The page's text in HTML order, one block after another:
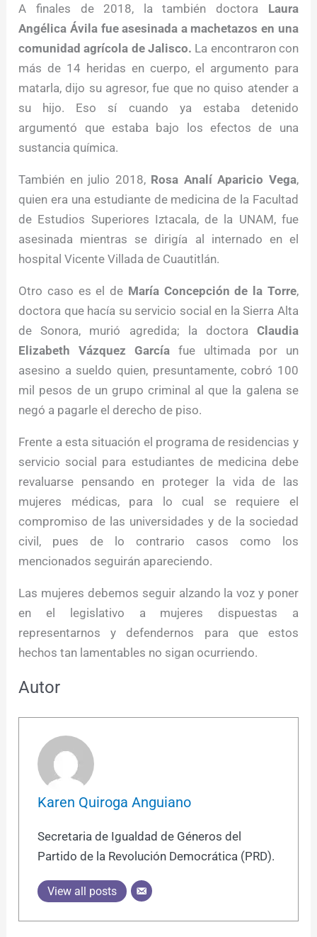
A finales de 2018, la también doctora Laura
Angélica Ávila fue asesinada a machetazos en una
comunidad agrícola de Jalisco. La encontraron con
más de 14 heridas en cuerpo, el argumento para
matarla, dijo su agresor, fue que no quiso atender a
su hijo. Eso sí cuando ya estaba detenido
argumentó que estaba bajo los efectos de una
sustancia química.
También en julio 2018, Rosa Analí Aparicio Vega,
quien era una estudiante de medicina de la Facultad
de Estudios Superiores Iztacala, de la UNAM, fue
asesinada mientras se dirigía al internado en el
hospital Vicente Villada de Cuautitlán.
Otro caso es el de María Concepción de la Torre,
doctora que hacía su servicio social en la Sierra Alta
de Sonora, murió agredida; la doctora Claudia
Elizabeth Vázquez García fue ultimada por un
asesino a sueldo quien, presuntamente, cobró 100
mil pesos de un grupo criminal al que la galena se
negó a pagarle el derecho de piso.
Frente a esta situación el programa de residencias y
servicio social para estudiantes de medicina debe
revaluarse pensando en proteger la vida de las
mujeres médicas, para lo cual se requiere el
compromiso de las universidades y de la sociedad
civil, pues de lo contrario casos como los
mencionados seguirán apareciendo.
Las mujeres debemos seguir alzando la voz y poner
en el legislativo a mujeres dispuestas a
representarnos y defendernos para que estos
hechos tan lamentables no sigan ocurriendo.
Autor
Karen Quiroga Anguiano
Secretaria de Igualdad de Géneros del
Partido de la Revolución Democrática (PRD).
View all posts